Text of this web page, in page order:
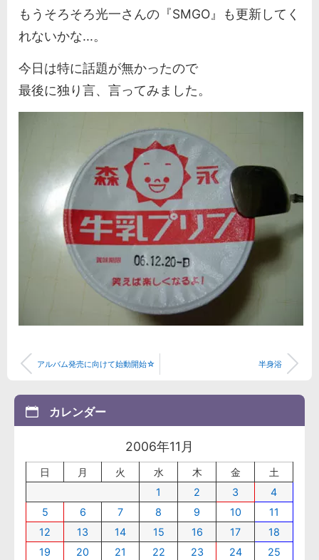
もうそろそろ光一さんの『SMGO』も更新してく
れないかな...。
今日は特に話題が無かったので
最後に独り言、言ってみました。
アルバム発売に向けて始動開始☆ 半身浴
カレンダー
2006年11月
日 月 火 水 木 金
土
1
2 3
4
5
6 7 8 9 10
11
12
13 14 15 16 17
18
19
20 21 22 23 24
25